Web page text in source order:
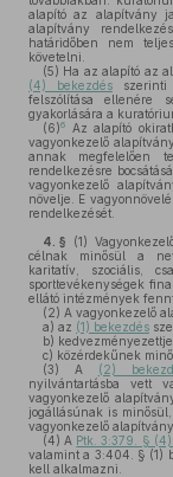
alapító az alapítvány
alapítvány
határidőben nem
követelni.
(5) Ha az alapító az
(4) bekezdésszerinti
felszólítása ellenére
gyakorlására a
(6)6
Az alapító
vagyonkezelő
annak megfelelően
rendelkezésre
vagyonkezelő
növelje. E
rendelkezését.
4. § (1)
célnak minősül a
karitatív, szociális,
sporttevékenységek
ellátó intézmények
(2) A vagyonkezelő
a) az (1) bekezdés
b)
c) közérdekűnek
(3) A (2)
nyilvántartásba vett
vagyonkezelő
jogállásúnak is
vagyonkezelő
(4) A Ptk. 3:379. §
valamint a 3:404. § (1)
kell alkalmazni.